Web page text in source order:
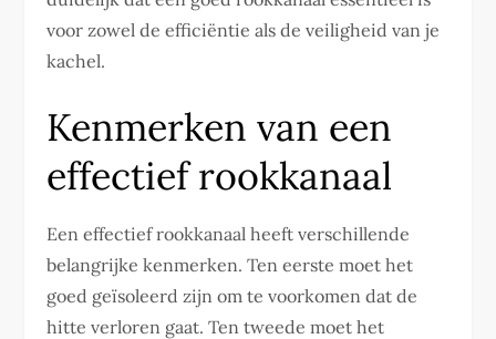
voor zowel de efficiëntie als de veiligheid van je
kachel.
Kenmerken van een
effectief rookkanaal
Een effectief rookkanaal heeft verschillende
belangrijke kenmerken. Ten eerste moet het
goed geïsoleerd zijn om te voorkomen dat de
hitte verloren gaat. Ten tweede moet het